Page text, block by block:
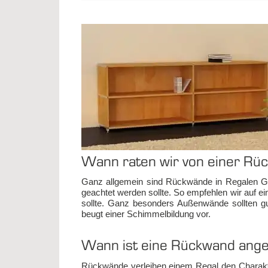
Wann ra­ten wir von ei­ner
Ganz all­ge­mein sind Rück­wän­de in Re­ga­len
ge­ach­tet wer­den soll­te. So emp­feh­len wir auf
soll­te. Ganz be­son­ders Au­ßen­wän­de soll­ten
beugt ei­ner Schim­mel­bil­dung vor.
Wann ist ei­ne Rück­wand
Rück­wän­de ver­lei­hen ei­nem Re­gal den